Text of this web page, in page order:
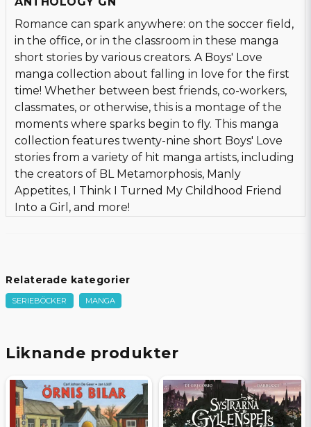
Romance can spark anywhere: on the soccer field,
in the office, or in the classroom in these manga
short stories by various creators. A Boys' Love
manga collection about falling in love for the first
time! Whether between best friends, co-workers,
classmates, or otherwise, this is a montage of the
moments where sparks begin to fly. This manga
collection features twenty-nine short Boys' Love
stories from a variety of hit manga artists, including
the creators of BL Metamorphosis, Manly
Appetites, I Think I Turned My Childhood Friend
Into a Girl, and more!
Relaterade kategorier
SERIEBÖCKER MANGA
Liknande produkter